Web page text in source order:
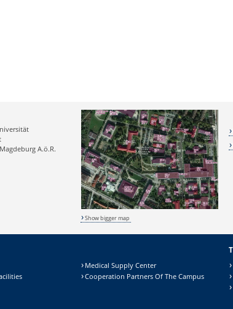
A.ö.R.
Show bigger map
Medical Supply Center
Cooperation Partners Of The Campus